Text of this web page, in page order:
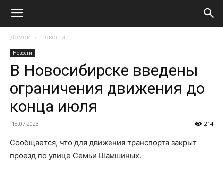
Домой Новости
Новости
В Новосибирске введены
ограничения движения до
конца июля
18.07.2023 214
Сообщается, что для движения транспорта закрыт
проезд по улице Семьи Шамшиных.